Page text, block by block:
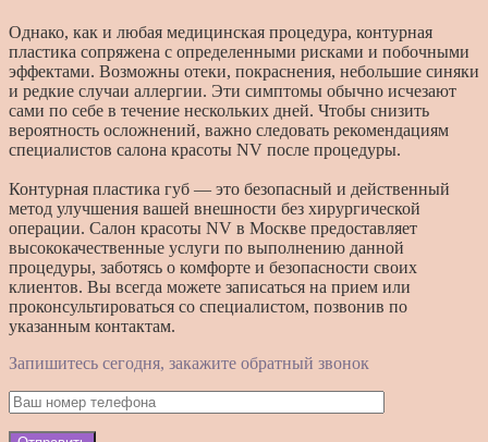
Однако, как и любая медицинская процедура, контурная
пластика сопряжена с определенными рисками и побочными
эффектами. Возможны отеки, покраснения, небольшие синяки
и редкие случаи аллергии. Эти симптомы обычно исчезают
сами по себе в течение нескольких дней. Чтобы снизить
вероятность осложнений, важно следовать рекомендациям
специалистов салона красоты NV после процедуры.
Контурная пластика губ — это безопасный и действенный
метод улучшения вашей внешности без хирургической
операции. Салон красоты NV в Москве предоставляет
высококачественные услуги по выполнению данной
процедуры, заботясь о комфорте и безопасности своих
клиентов. Вы всегда можете записаться на прием или
проконсультироваться со специалистом, позвонив по
указанным контактам.
Запишитесь сегодня, закажите обратный звонок